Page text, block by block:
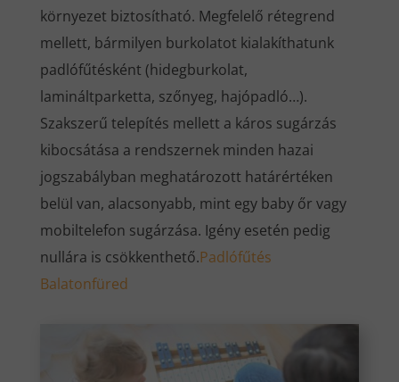
környezet biztosítható. Megfelelő rétegrend
mellett, bármilyen burkolatot kialakíthatunk
padlófűtésként (hidegburkolat,
lamináltparketta, szőnyeg, hajópadló…).
Szakszerű telepítés mellett a káros sugárzás
kibocsátása a rendszernek minden hazai
jogszabályban meghatározott határértéken
belül van, alacsonyabb, mint egy baby őr vagy
mobiltelefon sugárzása. Igény esetén pedig
nullára is csökkenthető.Padlófűtés
Balatonfüred